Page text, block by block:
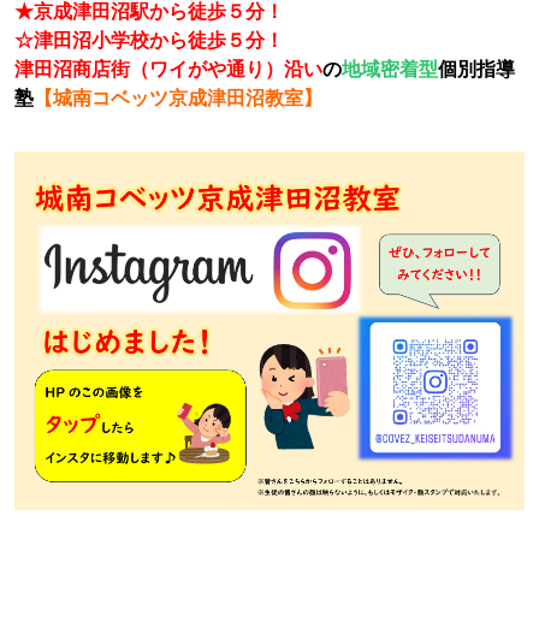
★京成津田沼駅から徒歩５分！
☆津田沼小学校から徒歩５分！
津田沼商店街（ワイがや通り）沿いの地域密着型個別指導
塾 【城南コベッツ京成津田沼教室】